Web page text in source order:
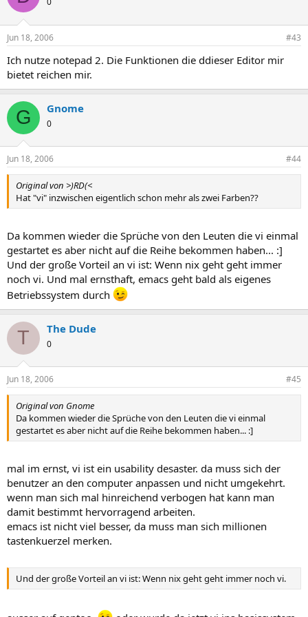
Jun 18, 2006 #43
Ich nutze notepad 2. Die Funktionen die ddieser Editor mir
bietet reichen mir.
G Gnome
0
Jun 18, 2006 #44
Original von >)RD(<
Hat "vi" inzwischen eigentlich schon mehr als zwei Farben??
Da kommen wieder die Sprüche von den Leuten die vi einmal
gestartet es aber nicht auf die Reihe bekommen haben... :]
Und der große Vorteil an vi ist: Wenn nix geht geht immer
noch vi. Und mal ernsthaft, emacs geht bald als eigenes
Betriebssystem durch
T The Dude
0
Jun 18, 2006 #45
Original von Gnome
Da kommen wieder die Sprüche von den Leuten die vi einmal
gestartet es aber nicht auf die Reihe bekommen haben... :]
mal im ernst, vi ist ein usability desaster. da muss sich der
benutzer an den computer anpassen und nicht umgekehrt.
wenn man sich mal hinreichend verbogen hat kann man
damit bestimmt hervorragend arbeiten.
emacs ist nicht viel besser, da muss man sich millionen
tastenkuerzel merken.
Und der große Vorteil an vi ist: Wenn nix geht geht immer noch vi.